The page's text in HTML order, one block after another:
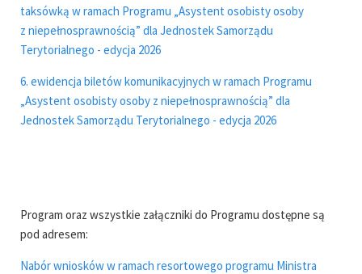
taksówką w ramach Programu „Asystent osobisty osoby
z niepełnosprawnością” dla Jednostek Samorządu
Terytorialnego - edycja 2026
6. ewidencja biletów komunikacyjnych w ramach Programu
„Asystent osobisty osoby z niepełnosprawnością” dla
Jednostek Samorządu Terytorialnego - edycja 2026
Program oraz wszystkie załączniki do Programu dostępne są
pod adresem:
Nabór wniosków w ramach resortowego programu Ministra